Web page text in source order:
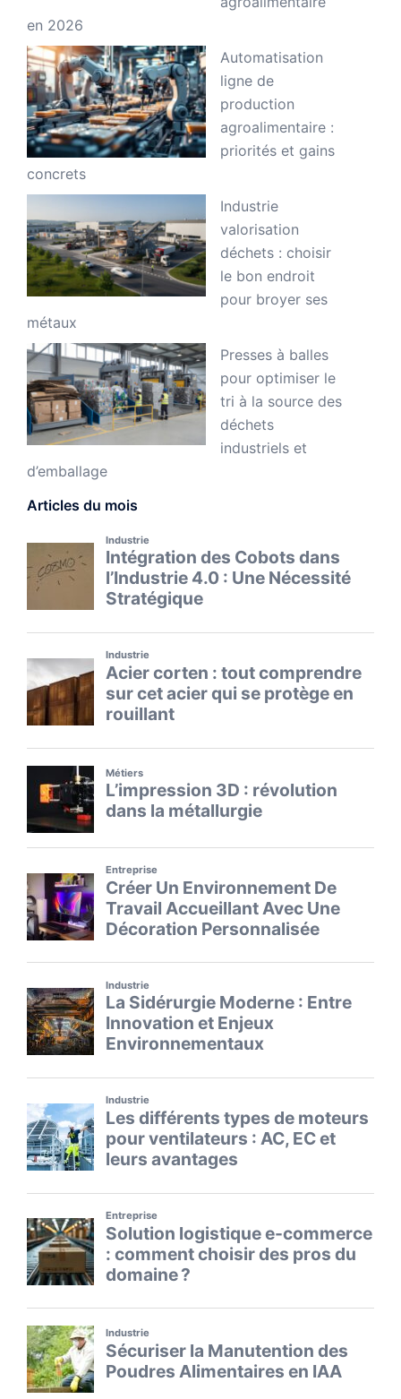
en 2026
Automatisation
ligne de
production
agroalimentaire :
priorités et gains
concrets
Industrie
valorisation
déchets : choisir
le bon endroit
pour broyer ses
métaux
Presses à balles
pour optimiser le
tri à la source des
déchets
industriels et
d’emballage
Articles du mois